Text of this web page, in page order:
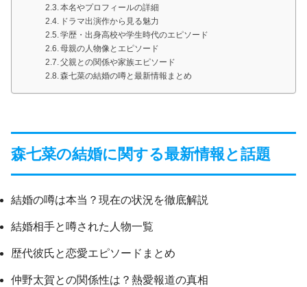
本名やプロフィールの詳細
ドラマ出演作から見る魅力
学歴・出身高校や学生時代のエピソード
母親の人物像とエピソード
父親との関係や家族エピソード
森七菜の結婚の噂と最新情報まとめ
森七菜の結婚に関する最新情報と話題
結婚の噂は本当？現在の状況を徹底解説
結婚相手と噂された人物一覧
歴代彼氏と恋愛エピソードまとめ
仲野太賀との関係性は？熱愛報道の真相